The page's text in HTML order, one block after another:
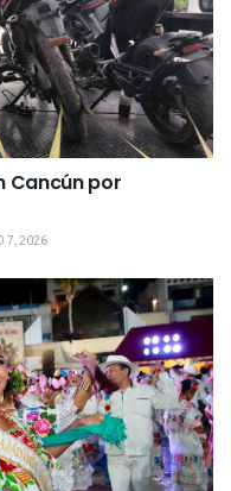
Cancún por
7, 2026